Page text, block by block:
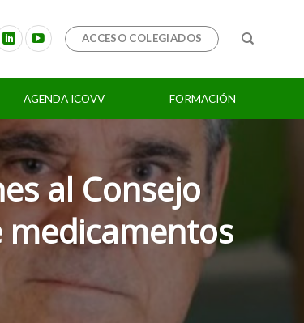
ACCESO COLEGIADOS
AGENDA ICOVV FORMACIÓN
al Consejo
medicamentos